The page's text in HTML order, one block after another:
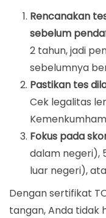
Rencanakan
sebelum
2 tahun, jadi
sebelumnya
Pastikan tes
Cek legalitas
Fokus pada
dalam negeri),
luar negeri),
Dengan sertifikat
tangan, Anda tidak